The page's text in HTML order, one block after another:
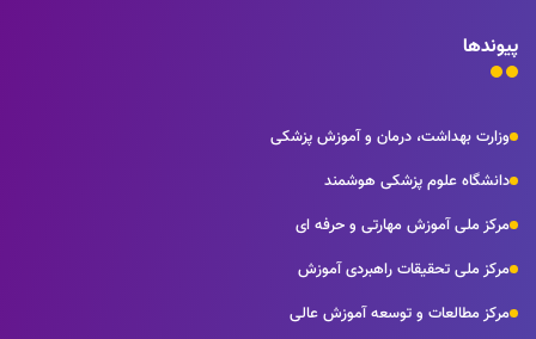
پیوندها
وزارت بهداشت، درمان و آموزش پزشکی
دانشگاه علوم پزشکی هوشمند
مرکز ملی آموزش مهارتی و حرفه ای
مرکز ملی تحقیقات راهبردی آموزش
مرکز مطالعات و توسعه آموزش عالی